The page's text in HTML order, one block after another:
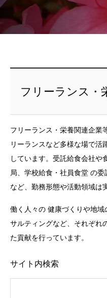
フリーランス・
フリーランス・栄養関連企業
リーランスなど多様な場で活
しています。受託給食会社や
局、学校給食・社員食堂 の
など、勤務形態や活動領域は
働く人々の 健康づくりや地
サルティングなど、それぞれ
た貢献を行っています。
サイト内検索